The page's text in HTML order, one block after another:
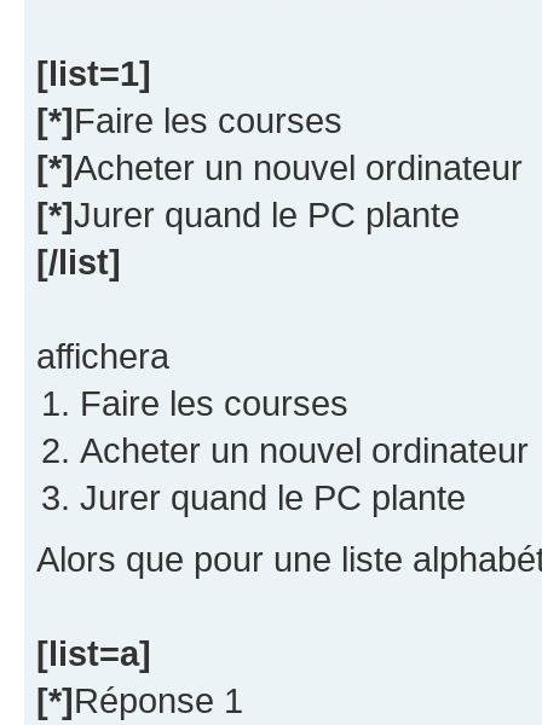
[list=1]
[*]Faire les courses
[*]Acheter un nouvel ordinateur
[*]Jurer quand le PC plante
[/list]
affichera
Faire les courses
Acheter un nouvel ordinateur
Jurer quand le PC plante
Alors que pour une liste
[list=a]
[*]Réponse 1